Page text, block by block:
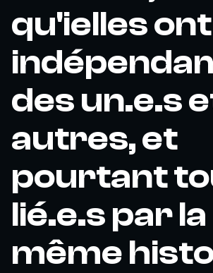
qu'ielles
des un.e.s
autres, et
pourtant
lié.e.s par la
même